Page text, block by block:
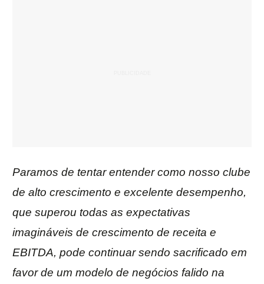
Paramos de tentar entender como nosso clube
de alto crescimento e excelente desempenho,
que superou todas as expectativas
imagináveis de crescimento de receita e
EBITDA, pode continuar sendo sacrificado em
favor de um modelo de negócios falido na